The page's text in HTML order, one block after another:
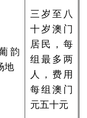
韵
地
三岁至八
十岁澳门
居民，每
组最多两
人，费用
每组澳门
元五十元